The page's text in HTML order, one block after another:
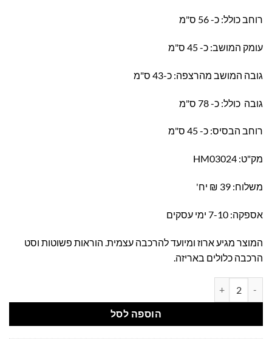
רוחב כולל: כ- 56 ס"מ
עומק המושב: כ- 45 ס"מ
גובה המושב מהרצפה: כ-43 ס"מ
גובה כולל: כ- 78 ס"מ
רוחב הבסיס: כ- 45 ס"מ
מק"ט: HM03024
משלוח: 39 ₪ יח'
אספקה: 7-10 ימי עסקים
המוצר מגיע ארוז ומיועד להרכבה עצמית. הוראות פשוטות וסט
הרכבה כלולים באריזה.
הוספה לסל